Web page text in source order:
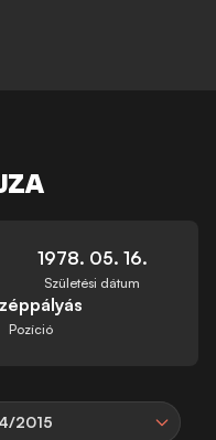
1978. 05. 16.
Születési dátum
Pozíció
2015